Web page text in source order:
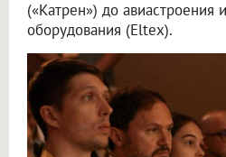
(«Катрен») до авиастроения
оборудования (Eltex).